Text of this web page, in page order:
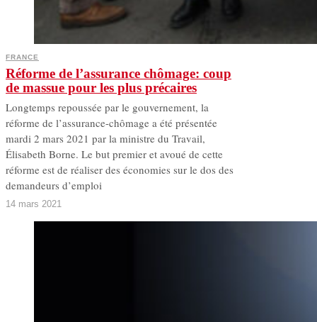
FRANCE
Réforme de l’assurance chômage: coup
de massue pour les plus précaires
Longtemps repoussée par le gouvernement, la
réforme de l’assurance-chômage a été présentée
mardi 2 mars 2021 par la ministre du Travail,
Élisabeth Borne. Le but premier et avoué de cette
réforme est de réaliser des économies sur le dos des
demandeurs d’emploi
14 mars 2021